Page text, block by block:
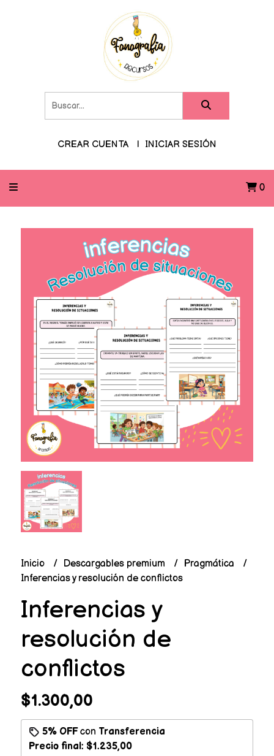
CREAR CUENTA INICIAR SESIÓN
0
Inicio Descargables premium
Pragmática
Inferencias y resolución de conflictos
Inferencias y
resolución de
conflictos
$1.300,00
5% OFFcon Transferencia
Precio final: $1.235,00